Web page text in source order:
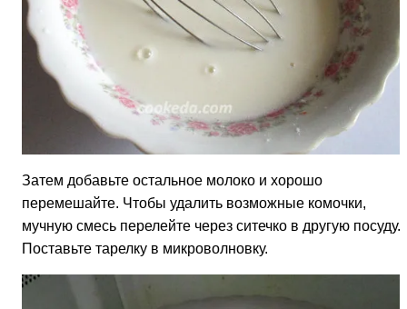
Затем добавьте остальное молоко и хорошо
перемешайте. Чтобы удалить возможные комочки,
мучную смесь перелейте через ситечко в другую посуду.
Поставьте тарелку в микроволновку.